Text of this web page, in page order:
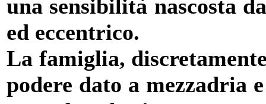
una sensibilità nascosta
ed eccentrico.
La famiglia,
podere dato a mezzadria